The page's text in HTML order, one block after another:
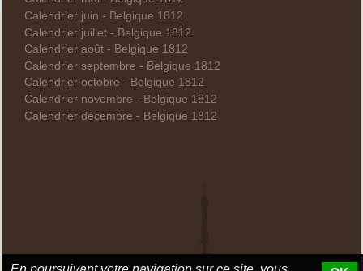
Calendrier juin - Belgique 1812
Calendrier juillet - Belgique 1812
Calendrier août - Belgique 1812
Calendrier septembre - Belgique 1812
Calendrier octobre - Belgique 1812
Calendrier novembre - Belgique 1812
Calendrier décembre - Belgique 1812